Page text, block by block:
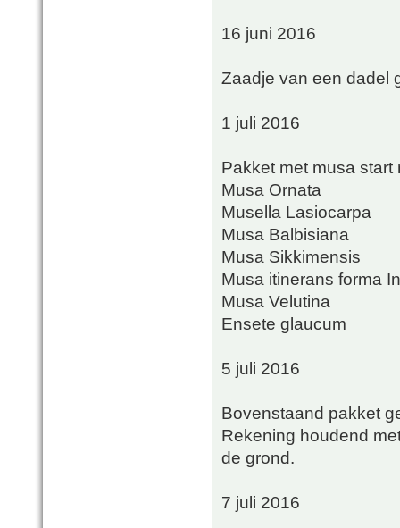
16 juni 2016
Zaadje van een dadel
1 juli 2016
Pakket met musa
Musa Ornata
Musella Lasiocarpa
Musa Balbisiana
Musa Sikkimensis
Musa itinerans forma
Musa Velutina
Ensete glaucum
5 juli 2016
Bovenstaand pakket
Rekening houdend
de grond.
7 juli 2016